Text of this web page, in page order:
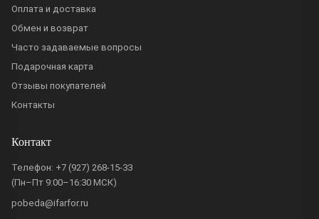
Оплата и доставка
Обмен и возврат
Часто задаваемые вопросы
Подарочная карта
Отзывы покупателей
Контакты
Контакт
Телефон: +7 (927) 268-15-33
(Пн–Пт 9:00–16:30 МСК)
pobeda@ifarfor.ru